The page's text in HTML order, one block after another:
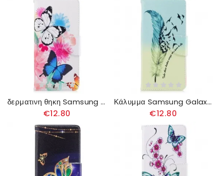
δερματινη θηκη Samsung Galaxy Note 8 Ζωγραφισμένες Πεταλούδες Και Λουλούδια
€12.80
Κάλυμμα Samsung Galaxy Note 8 Μάθετε Να Πετάτε
€12.80